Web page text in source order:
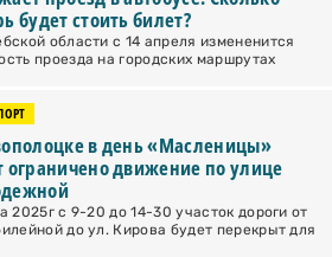
будет стоить билет?
области с 14 апреля измененится
проезда на городских маршрутах
в день «Масленицы»
ограничено движение по улице
2025г с 9-20 до 14-30 участок дороги от
до ул. Кирова будет перекрыт для